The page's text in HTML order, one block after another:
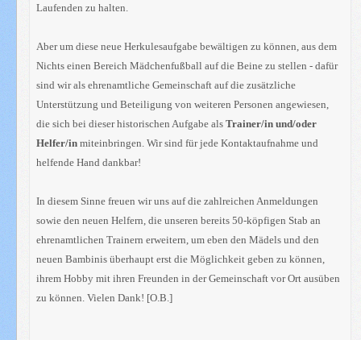
Laufenden zu halten.
Aber um diese neue Herkulesaufgabe bewältigen zu können, aus dem
Nichts einen Bereich Mädchenfußball auf die Beine zu stellen - dafür
sind wir als ehrenamtliche Gemeinschaft auf die zusätzliche
Unterstützung und Beteiligung von weiteren Personen angewiesen,
die sich bei dieser historischen Aufgabe alsTrainer/in und/oder
Helfer/in miteinbringen. Wir sind für jede Kontaktaufnahme und
helfende Hand dankbar!
In diesem Sinne freuen wir uns auf die zahlreichen Anmeldungen
sowie den neuen Helfern, die unseren bereits 50-köpfigen Stab an
ehrenamtlichen Trainern erweitern, um eben den Mädels und den
neuen Bambinis überhaupt erst die Möglichkeit geben zu können,
ihrem Hobby mit ihren Freunden in der Gemeinschaft vor Ort ausüben
zu können. Vielen Dank! [O.B.]